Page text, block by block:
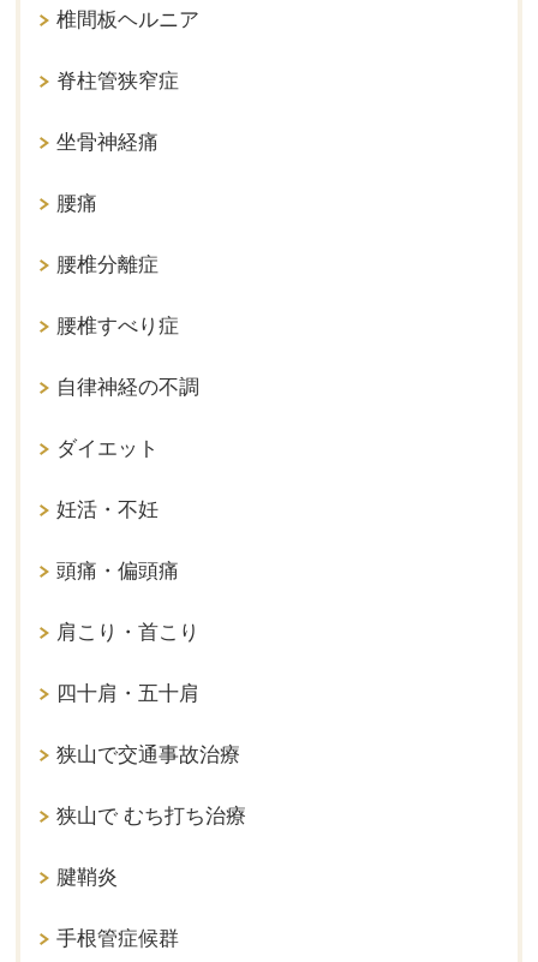
椎間板ヘルニア
脊柱管狭窄症
坐骨神経痛
腰痛
腰椎分離症
腰椎すべり症
自律神経の不調
ダイエット
妊活・不妊
頭痛・偏頭痛
肩こり・首こり
四十肩・五十肩
狭山で交通事故治療
狭山で むち打ち治療
腱鞘炎
手根管症候群